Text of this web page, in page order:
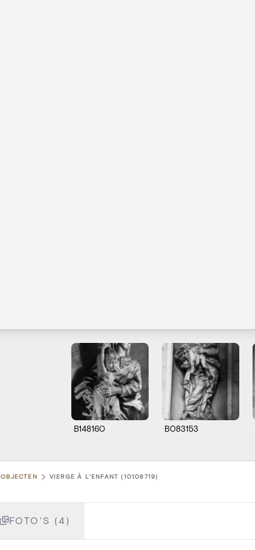
B148160 B083153
OBJECTEN VIERGE À L'ENFANT (10108719)
FOTO'S (4)